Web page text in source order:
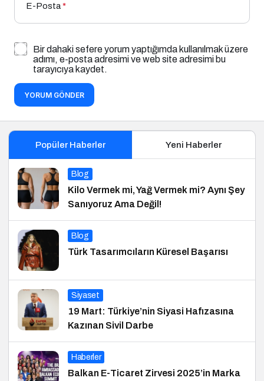
E-Posta*
Bir dahaki sefere yorum yaptığımda kullanılmak üzere
adımı, e-posta adresimi ve web site adresimi bu
tarayıcıya kaydet.
YORUM GÖNDER
Popüler Haberler Yeni Haberler
Blog
Kilo Vermek mi, Yağ Vermek mi? Aynı Şey
Sanıyoruz Ama Değil!
Blog
Türk Tasarımcıların Küresel Başarısı
Siyaset
19 Mart: Türkiye’nin Siyasi Hafızasına
Kazınan Sivil Darbe
Haberler
Balkan E-Ticaret Zirvesi 2025’in Marka